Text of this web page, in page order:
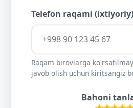
Telefon raqami (ixtiyoriy)
Raqam birovlarga
javob olish uchun kiritsangiz
Bahoni